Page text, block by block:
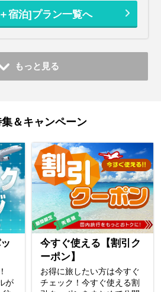
宿泊]プラン一覧へ
もっと見る
＆キャンペーン
が
今すぐ使える【割引ク
ーポン】
お得に旅したい方は今すぐ
チェック！今すぐ使える割